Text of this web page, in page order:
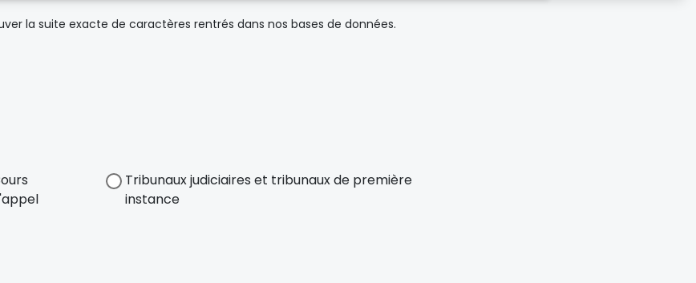
la suite exacte de caractères rentrés dans nos bases de données.
Tribunaux judiciaires et tribunaux de première
instance